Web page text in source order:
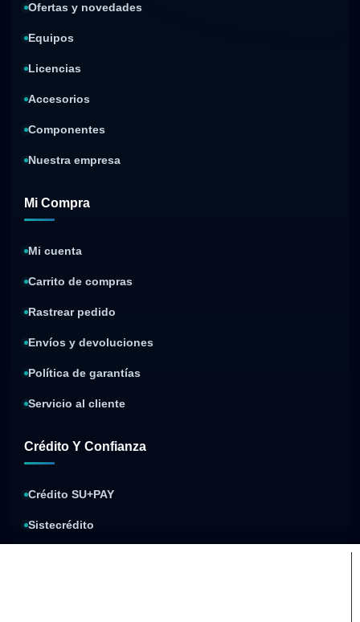
Ofertas y novedades
Equipos
Licencias
Accesorios
Componentes
Nuestra empresa
Mi Compra
Mi cuenta
Carrito de compras
Rastrear pedido
Envíos y devoluciones
Política de garantías
Servicio al cliente
Crédito Y Confianza
Crédito SU+PAY
Sistecrédito